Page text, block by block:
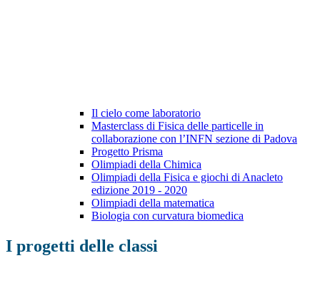
Il cielo come laboratorio
Masterclass di Fisica delle particelle in
collaborazione con l’INFN sezione di Padova
Progetto Prisma
Olimpiadi della Chimica
Olimpiadi della Fisica e giochi di Anacleto
edizione 2019 - 2020
Olimpiadi della matematica
Biologia con curvatura biomedica
I progetti delle classi